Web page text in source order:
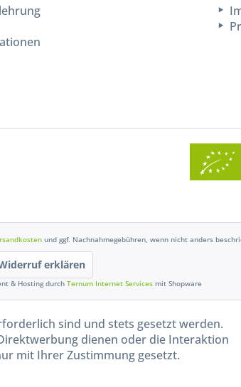
und ggf. Nachnahmegebühren, wenn nicht anders
erklären
& Hosting durch Ternum Internet Services mit Shopware
sind und stets gesetzt werden.
dienen oder die Interaktion
mit Ihrer Zustimmung gesetzt.